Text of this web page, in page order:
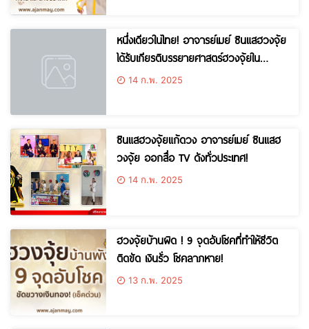
หนึ่งเดียวในไทย! อาจารย์เมย์ ซินแสฮวงจุ้ย
ได้รับเกียรติบรรยายศาสตร์ฮวงจุ้ยใน
ทำเนียบรัฐบาล!
14 ก.พ. 2025
ซินแสฮวงจุ้ยแก้ดวง อาจารย์เมย์ ซินแสฮ
วงจุ้ย ออกสื่อ TV ดังทั่วประเทศ!
14 ก.พ. 2025
ฮวงจุ้ยบ้านผิด ! 9 จุดอับโชคที่ทำให้ชีวิต
ติดขัด เงินรั่ว โชคลาภหาย!
13 ก.พ. 2025